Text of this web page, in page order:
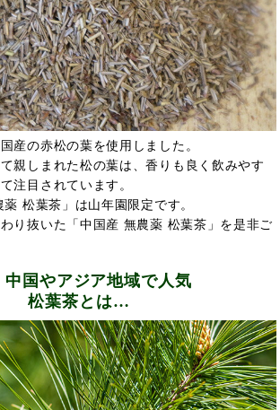
産の赤松の葉を使用しました。
親しまれた松の葉は、香りも良く飲みやす
注目されています。
松葉茶」は山年園限定です。
り抜いた「中国産 無農薬 松葉茶」を是非ご
中国やアジア地域で人気
松葉茶とは…